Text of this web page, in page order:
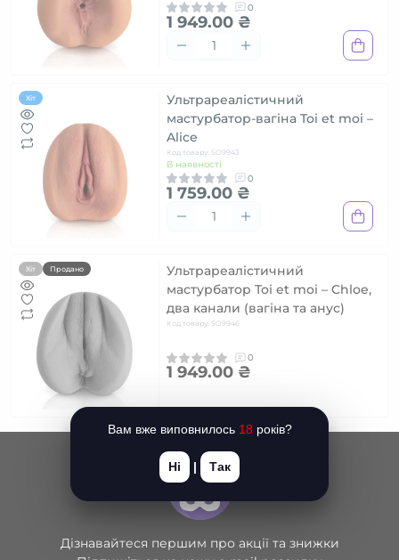
0
1 949.00 ₴
Хіт
Ультрареалістичний
мастурбатор-вагіна Toi et moi –
Alice
Код товару: SO9943
В наявності
0
1 759.00 ₴
Хіт Продано
Ультрареалістичний
мастурбатор Toi et moi – Chloe,
два канали (вагіна та анус)
Код товару: SO9946
0
1 949.00 ₴
Дізнавайтеся першим про акції та знижки
Вам вже виповнилось 18 років?
Ні | Так